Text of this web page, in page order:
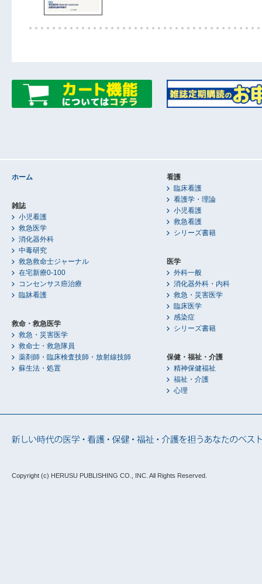
ホーム
雑誌
小児看護
救急医学
消化器外科
中毒研究
救急救命士ジャーナル
在宅新療0-100
コンセンサス癌治療
臨牀看護
救命・救急医学
救急・災害医学
救命士・救急隊員
薬剤師・臨床検査技師・放射線技師
蘇生法・処置
看護
臨床看護
看護学・理論
小児看護
救急看護
シリーズ書籍
医学
外科一般
消化器外科・内科
救急・災害医学
臨床医学
感染症
シリーズ書籍
保健・福祉・介護
精神保健福祉
福祉・介護
心理
Copyright (c) HERUSU PUBLISHING CO., INC. All Rights Reserved.